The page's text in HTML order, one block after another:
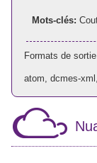
Mots-clés:
Formats de sortie
atom dcmes-xml